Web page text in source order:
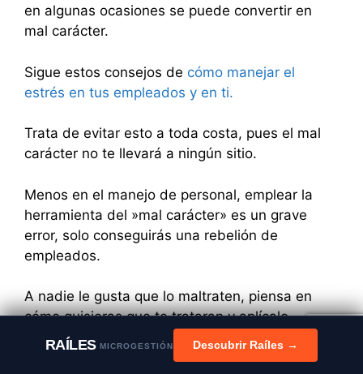
en algunas ocasiones se puede convertir en
mal carácter.
Sigue estos consejos de cómo manejar el
estrés en tus empleados y en ti.
Trata de evitar esto a toda costa, pues el mal
carácter no te llevará a ningún sitio.
Menos en el manejo de personal, emplear la
herramienta del »mal carácter» es un grave
error, solo conseguirás una rebelión de
empleados.
A nadie le gusta que lo maltraten, piensa en
cómo quisieras que te trataran y aplícalo.
Si quieres cultivar un buen ambiente laboral
RAÍLESMICROGESTIÓN Descubrir Raíles →